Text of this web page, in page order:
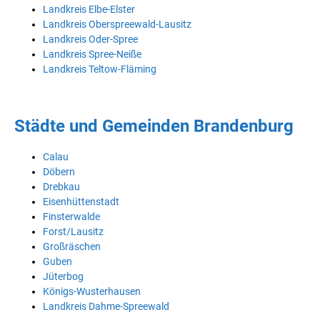
Landkreis Elbe-Elster
Landkreis Oberspreewald-Lausitz
Landkreis Oder-Spree
Landkreis Spree-Neiße
Landkreis Teltow-Fläming
Städte und Gemeinden Brandenburg
Calau
Döbern
Drebkau
Eisenhüttenstadt
Finsterwalde
Forst/Lausitz
Großräschen
Guben
Jüterbog
Königs-Wusterhausen
Landkreis Dahme-Spreewald